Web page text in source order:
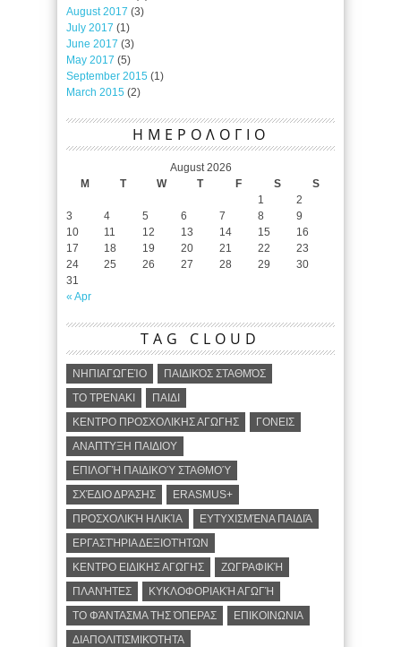
August 2017 (3)
July 2017 (1)
June 2017 (3)
May 2017 (5)
September 2015 (1)
March 2015 (2)
ΗΜΕΡΟΛΟΓΙΟ
August 2026
M
T W T F S S
« Apr
1
2
3
4 5 6 7 8
9
10
11 12 13 14 15
16
17
18 19 20 21 22
23
24
25 26 27 28 29
30
31
TAG CLOUD
ΝΗΠΙΑΓΩΓΕΊΟ
ΠΑΙΔΙΚΌΣ ΣΤΑΘΜΌΣ
ΤΟ ΤΡΕΝΑΚΙ
ΠΑΙΔΙ
ΚΕΝΤΡΟ ΠΡΟΣΧΟΛΙΚΗΣ ΑΓΩΓΗΣ
ΓΟΝΕΙΣ
ΑΝΑΠΤΥΞΗ ΠΑΙΔΙΟΥ
ΕΠΙΛΟΓΉ ΠΑΙΔΙΚΟΎ ΣΤΑΘΜΟΎ
ΣΧΈΔΙΟ ΔΡΆΣΗΣ
ERASMUS+
ΠΡΟΣΧΟΛΙΚΉ ΗΛΙΚΊΑ
ΕΥΤΥΧΙΣΜΈΝΑ ΠΑΙΔΙΆ
ΕΡΓΑΣΤΉΡΙΑ ΔΕΞΙΟΤΉΤΩΝ
ΚΕΝΤΡΟ ΕΙΔΙΚΗΣ ΑΓΩΓΗΣ
ΖΩΓΡΑΦΙΚΉ
ΠΛΑΝΉΤΕΣ
ΚΥΚΛΟΦΟΡΙΑΚΉ ΑΓΩΓΉ
ΤΟ ΦΆΝΤΑΣΜΑ ΤΗΣ ΌΠΕΡΑΣ
ΕΠΙΚΟΙΝΩΝΙΑ
ΔΙΑΠΟΛΙΤΙΣΜΙΚΌΤΗΤΑ